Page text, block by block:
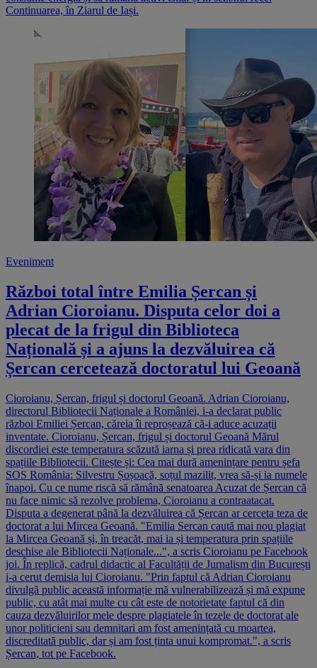
Continuarea, în Ziarul de Iași.
Eveniment
Război total între Emilia Șercan și
Adrian Cioroianu. Disputa celor doi a
plecat de la frigul din Biblioteca
Națională și a ajuns la dezvăluirea că
Șercan cercetează doctoratul lui Geoană
Cioroianu, Șercan, frigul și doctorul Geoană. Adrian Cioroianu,
directorul Bibliotecii Naționale a României, i-a declarat public
război Emiliei Șercan, căreia îi reproșează că-i aduce acuzații
inventate. Cioroianu, Șercan, frigul și doctorul Geoană Mărul
discordiei este temperatura scăzută iarna și prea ridicată vara din
spațiile Bibliotecii. Citește și: Cea mai dură amenințare pentru șefa
SOS România: Silvestru Șoșoacă, soțul mazilit, vrea să-și ia numele
înapoi. Cu ce nume riscă să rămână senatoarea Acuzat de Șercan că
nu face nimic să rezolve problema, Cioroianu a contraatacat.
Disputa a degenerat până la dezvăluirea că Șercan ar cerceta teza de
doctorat a lui Mircea Geoană. "Emilia Sercan caută mai nou plagiat
la Mircea Geoană și, în treacăt, mai ia și temperatura prin spațiile
deschise ale Bibliotecii Naționale...", a scris Cioroianu pe Facebook
joi. În replică, cadrul didactic al Facultății de Jurnalism din București
i-a cerut demisia lui Cioroianu. "Prin faptul că Adrian Cioroianu
divulgă public această informație mă vulnerabilizează și mă expune
public, cu atât mai multe cu cât este de notorietate faptul că din
cauza dezvăluirilor mele despre plagiatele în tezele de doctorat ale
unor politicieni sau demnitari am fost amenințată cu moartea,
discreditată public, dar și am fost ținta unui kompromat.", a scris
Șercan, tot pe Facebook.